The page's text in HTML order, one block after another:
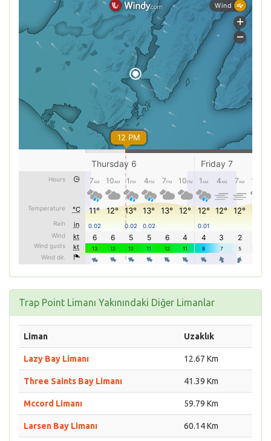
Trap Point Limanı Yakınındaki Diğer Limanlar
Liman Uzaklık
Lazy Bay Limanı 12.67 Km
Three Saints Bay Limanı 41.39 Km
Mccord Limanı 59.79 Km
Larsen Bay Limanı 60.14 Km